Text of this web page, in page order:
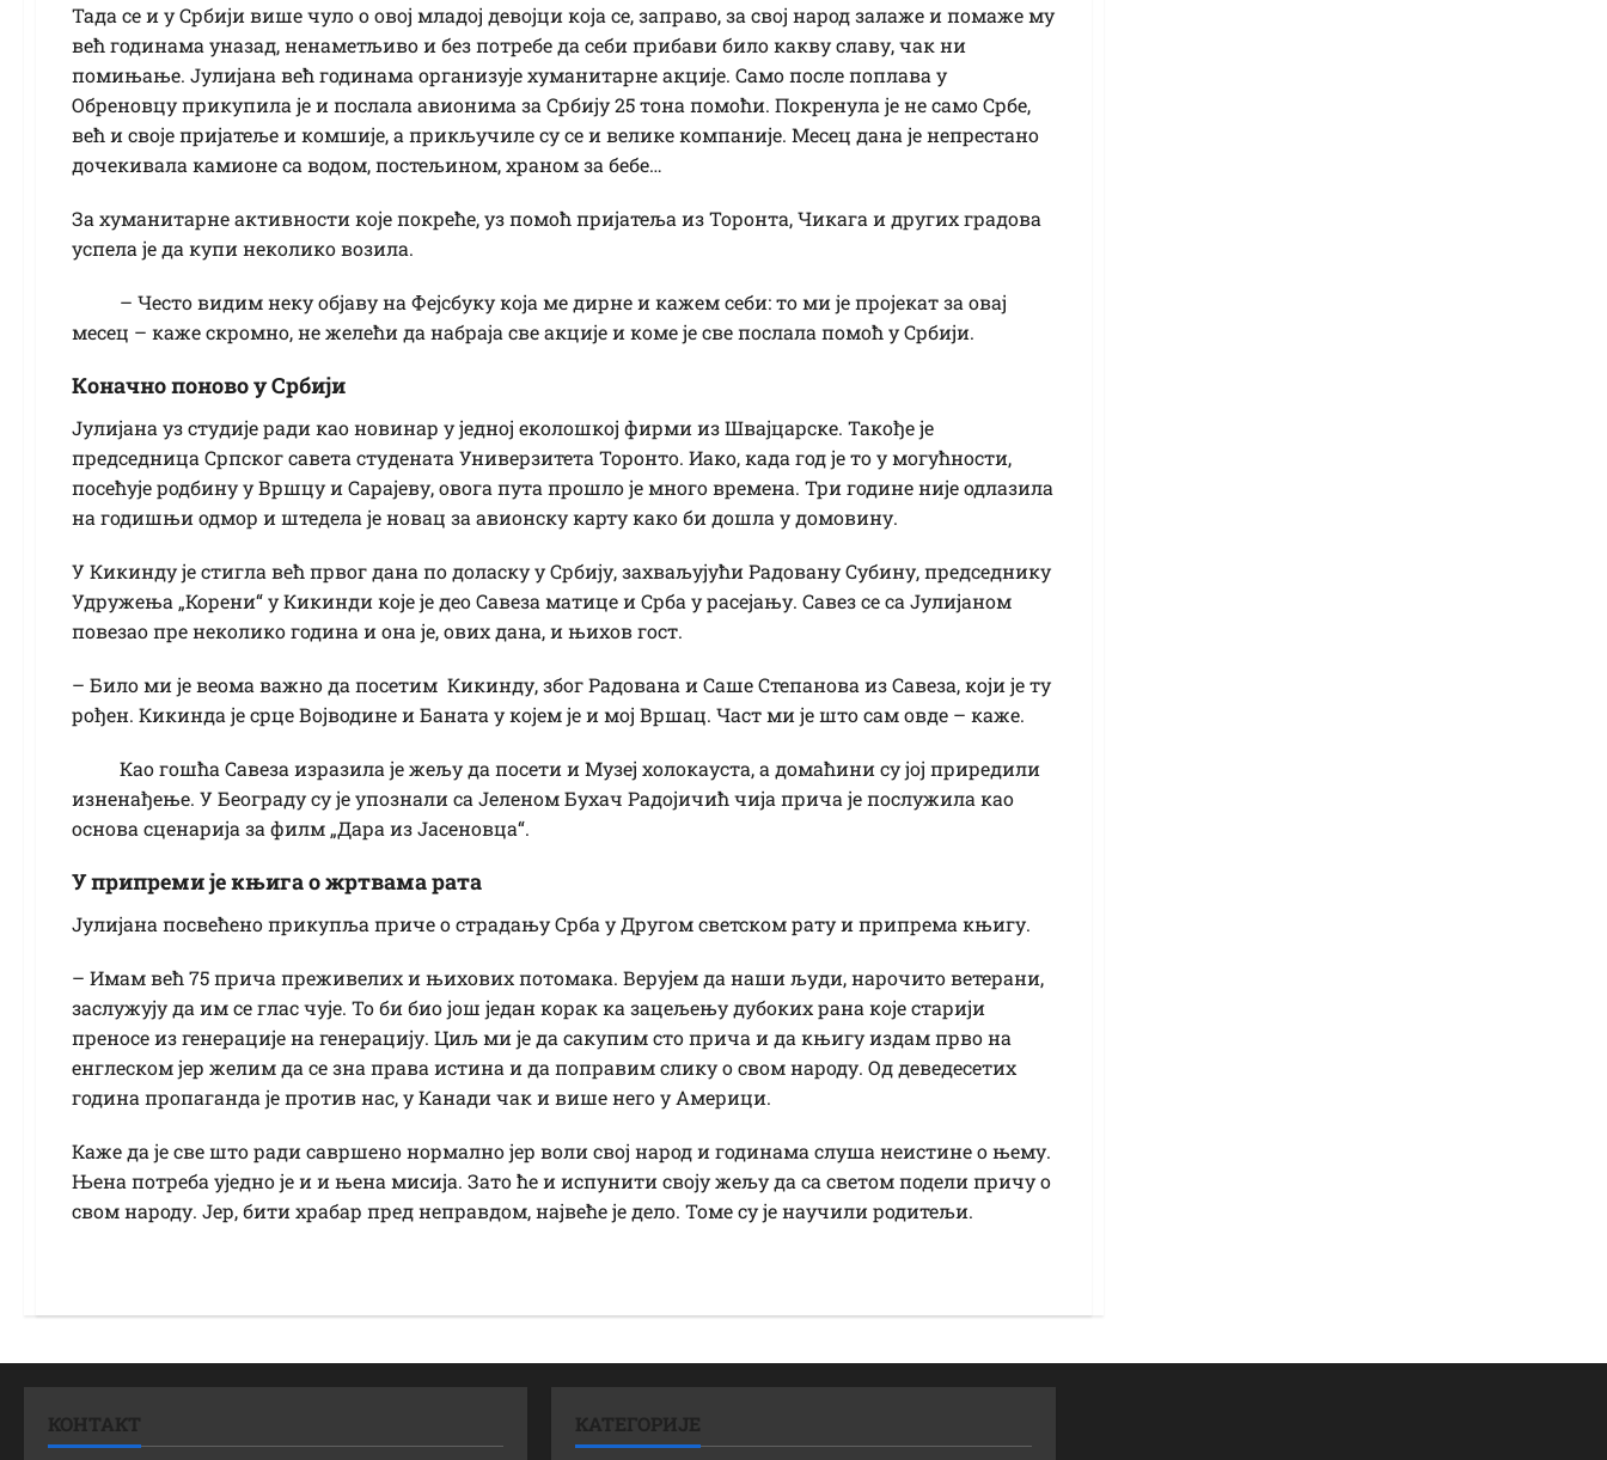
Тада се и у Србији више чуло о овој младој девојци која се, заправо, за свој народ залаже и помаже му
већ годинама уназад, ненаметљиво и без потребе да себи прибави било какву славу, чак ни
помињање. Јулијана већ годинама организује хуманитарне акције. Само после поплава у
Обреновцу прикупила је и послала авионима за Србију 25 тона помоћи. Покренула је не само Србе,
већ и своје пријатеље и комшије, а прикључиле су се и велике компаније. Месец дана је непрестано
дочекивала камионе са водом, постељином, храном за бебе…
За хуманитарне активности које покреће, уз помоћ пријатеља из Торонта, Чикага и других градова
успела је да купи неколико возила.
– Често видим неку објаву на Фејсбуку која ме дирне и кажем себи: то ми је пројекат за овај
месец – каже скромно, не желећи да набраја све акције и коме је све послала помоћ у Србији.
Коначно поново у Србији
Јулијана уз студије ради као новинар у једној еколошкој фирми из Швајцарске. Такође је
председница Српског савета студената Универзитета Торонто. Иако, када год је то у могућности,
посећује родбину у Вршцу и Сарајеву, овога пута прошло је много времена. Три године није одлазила
на годишњи одмор и штедела је новац за авионску карту како би дошла у домовину.
У Кикинду је стигла већ првог дана по доласку у Србију, захваљујући Радовану Субину, председнику
Удружења „Корени“ у Кикинди које је део Савеза матице и Срба у расејању. Савез се са Јулијаном
повезао пре неколико година и она је, ових дана, и њихов гост.
– Било ми је веома важно да посетим Кикинду, због Радована и Саше Степанова из Савеза, који је ту
рођен. Кикинда је срце Војводине и Баната у којем је и мој Вршац. Част ми је што сам овде – каже.
Као гошћа Савеза изразила је жељу да посети и Музеј холокауста, а домаћини су јој приредили
изненађење. У Београду су је упознали са Јеленом Бухач Радојичић чија прича је послужила као
основа сценарија за филм „Дара из Јасеновца“.
У припреми је књига о жртвама рата
Јулијана посвећено прикупља приче о страдању Срба у Другом светском рату и припрема књигу.
– Имам већ 75 прича преживелих и њихових потомака. Верујем да наши људи, нарочито ветерани,
заслужују да им се глас чује. То би био још један корак ка зацељењу дубоких рана које старији
преносе из генерације на генерацију. Циљ ми је да сакупим сто прича и да књигу издам прво на
енглеском јер желим да се зна права истина и да поправим слику о свом народу. Од деведесетих
година пропаганда је против нас, у Канади чак и више него у Америци.
Каже да је све што ради савршено нормално јер воли свој народ и годинама слуша неистине о њему.
Њена потреба уједно је и и њена мисија. Зато ће и испунити своју жељу да са светом подели причу о
свом народу. Јер, бити храбар пред неправдом, највеће је дело. Томе су је научили родитељи.
КОНТАКТ КАТЕГОРИЈЕ